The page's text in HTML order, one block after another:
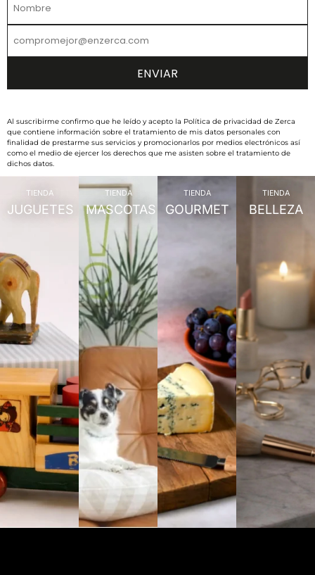
Al suscribirme confirmo que he leído y acepto la Política de privacidad de Zerca
que contiene información sobre el tratamiento de mis datos personales con
finalidad de prestarme sus servicios y promocionarlos por medios electrónicos así
como el medio de ejercer los derechos que me asisten sobre el tratamiento de
dichos datos.
TIENDA
JUGUETES
TIENDA
MASCOTAS
TIENDA
GOURMET
TIENDA
BELLEZA